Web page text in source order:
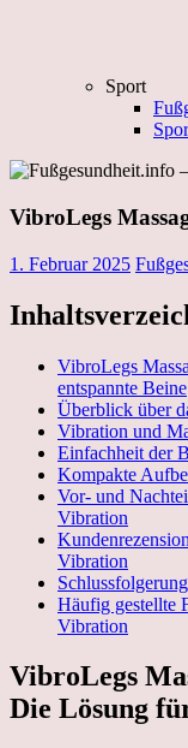
Sport
VibroLegs
1. Februar 2025
VibroLegs
entspannte Beine
Überblick über
Vibration und
Einfachheit der
Kompakte
Vor- und
Vibration
Vibration
Schlussfolgerung
Häufig gestellte
Vibration
VibroLegs
Die Lösung